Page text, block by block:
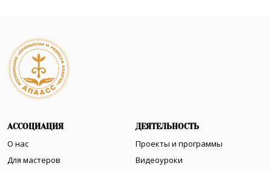
АССОЦИАЦИЯ
О нас
Для мастеров
ДЕЯТЕЛЬНОСТЬ
Проекты и программы
Видеоуроки